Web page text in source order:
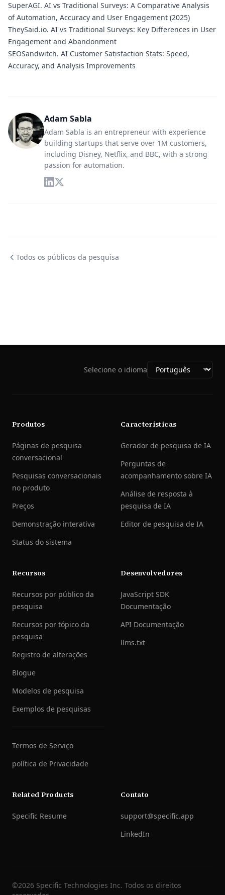
SuperAGI. AI vs Traditional Surveys: A Comparative Analysis
of Automation, Accuracy and User Engagement (2025)
TheySaid.io. AI vs Traditional Surveys: Key Differences in User
Engagement and Abandonment
SEOSandwitch. AI Customer Satisfaction Stats: Speed,
Accuracy, and Analysis Improvements
Adam Sabla
Adam Sabla is an entrepreneur with experience
building startups that serve over 1M customers,
including Disney, Netflix, and BBC, with a strong
passion for automation.
Todos os públicos da pesquisa
Selecione o idioma
Produtos
Páginas de pesquisa
conversacional
Pesquisas conversacionais
no produto
Preços
Demonstração interativa
Status do sistema
Características
Gerador de pesquisa de IA
Perguntas de
acompanhamento sobre IA
Análise de resposta à
pesquisa de IA
Editor de pesquisa de IA
Recursos
Recursos por público da
pesquisa
Recursos por tópico da
pesquisa
Registro de alterações
Blogue
Modelos de pesquisa
Exemplos de pesquisas
Termos de Serviço
política de Privacidade
Desenvolvedores
JavaScript SDK
Documentação
API Documentação
llms.txt
Related Products
Specific Resume
Contato
support@specific.app
LinkedIn
©2026 Specific Technologies Inc. Todos os direitos